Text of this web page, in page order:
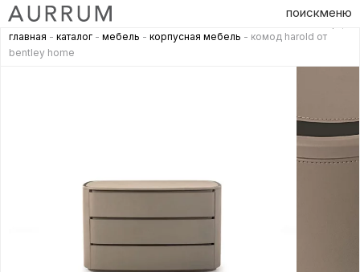
поискменю
главная - каталог - мебель - корпусная мебель - комод harold от
bentley home